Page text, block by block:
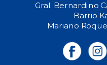
Gral. Bernardino
Barrio
Mariano